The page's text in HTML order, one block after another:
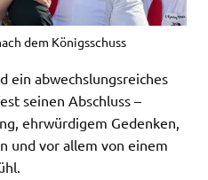
dem Königsschuss
ein abwechslungsreiches
seinen Abschluss –
ehrwürdigem Gedenken,
und vor allem von einem